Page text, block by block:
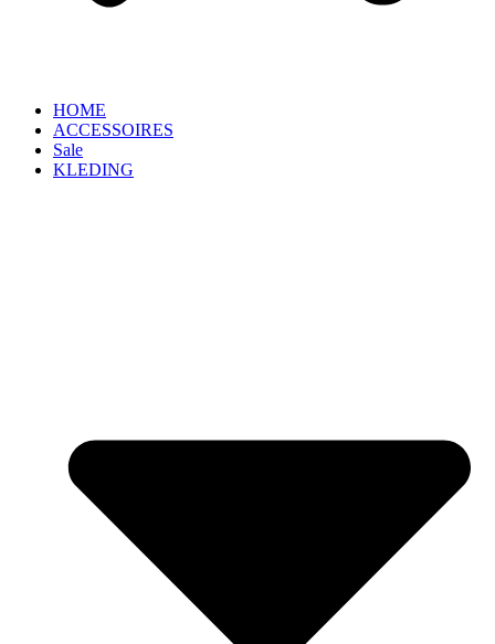
HOME
ACCESSOIRES
Sale
KLEDING